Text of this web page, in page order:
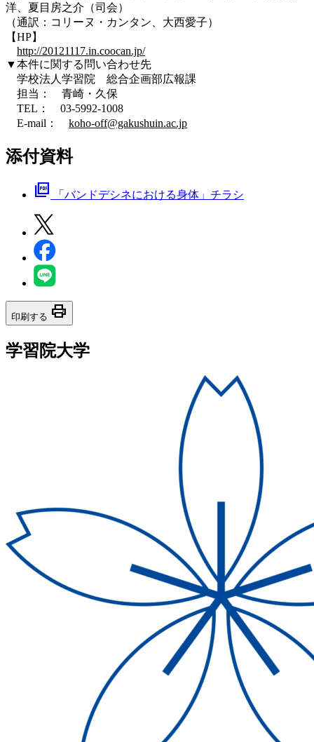
洋、夏目房之介（司会）
（通訳：コリーヌ・カンタン、大西愛子）
【HP】
http://20121117.in.coocan.jp/
▼本件に関する問い合わせ先
学校法人学習院 総合企画部広報課
担当： 青崎・久保
TEL： 03-5992-1008
E-mail： koho-off@gakushuin.ac.jp
添付資料
picture_as_pdf 「バンドデシネにおける身体」チラシ
印刷する print
学習院大学